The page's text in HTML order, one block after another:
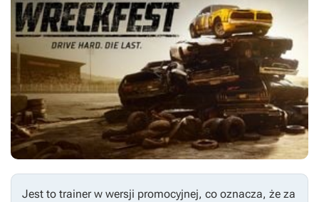
Jest to trainer w wersji promocyjnej, co oznacza, że za